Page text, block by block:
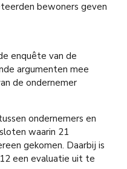
bewoners geven
enquête van de
argumenten mee
de ondernemer
ondernemers en
waarin 21
gekomen. Daarbij is
een evaluatie uit te